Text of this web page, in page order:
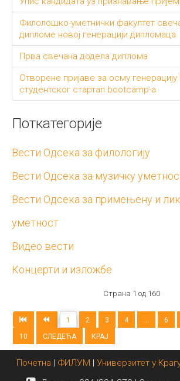
Филолошко-уметнички факултет
дипломе новој генерацији дипломаца
Прва свечана додела диплома
Отворене пријаве за осму генерацију
студентског стартап bootcamp-а
Поткатегорије
Вести Одсека за филологију
Вести Одсека за музичку
Вести Одсека за примењену и
уметност
Видео вести
Концерти и изложбе
Страна 1 од 160
1 2 3 4 ... 6
10
СЛЕДЕЋА КРАЈ
Почетна | ФИЛУМ | Универзитет у